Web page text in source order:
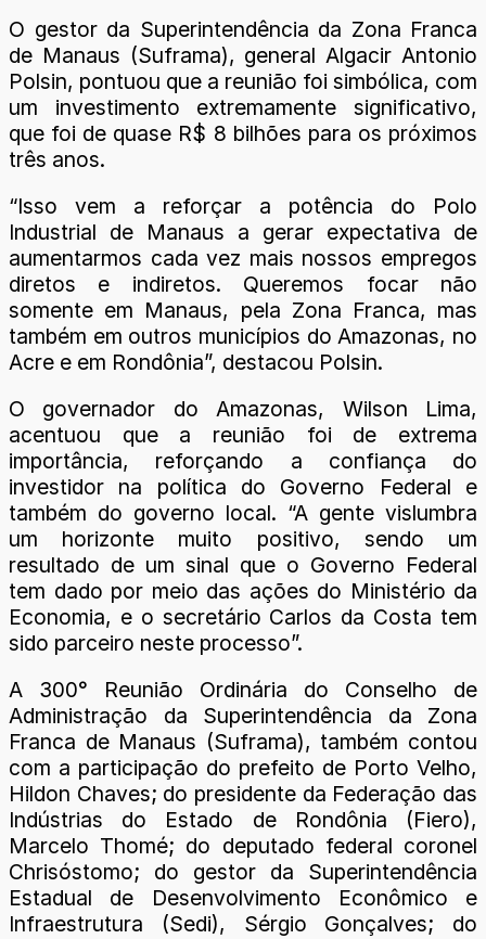
O gestor da Superintendência da Zona Franca
de Manaus (Suframa), general Algacir Antonio
Polsin, pontuou que a reunião foi simbólica, com
um investimento extremamente significativo,
que foi de quase R$ 8 bilhões para os próximos
três anos.
“Isso vem a reforçar a potência do Polo
Industrial de Manaus a gerar expectativa de
aumentarmos cada vez mais nossos empregos
diretos e indiretos. Queremos focar não
somente em Manaus, pela Zona Franca, mas
também em outros municípios do Amazonas, no
Acre e em Rondônia”, destacou Polsin.
O governador do Amazonas, Wilson Lima,
acentuou que a reunião foi de extrema
importância, reforçando a confiança do
investidor na política do Governo Federal e
também do governo local. “A gente vislumbra
um horizonte muito positivo, sendo um
resultado de um sinal que o Governo Federal
tem dado por meio das ações do Ministério da
Economia, e o secretário Carlos da Costa tem
sido parceiro neste processo”.
A 300° Reunião Ordinária do Conselho de
Administração da Superintendência da Zona
Franca de Manaus (Suframa), também contou
com a participação do prefeito de Porto Velho,
Hildon Chaves; do presidente da Federação das
Indústrias do Estado de Rondônia (Fiero),
Marcelo Thomé; do deputado federal coronel
Chrisóstomo; do gestor da Superintendência
Estadual de Desenvolvimento Econômico e
Infraestrutura (Sedi), Sérgio Gonçalves; do